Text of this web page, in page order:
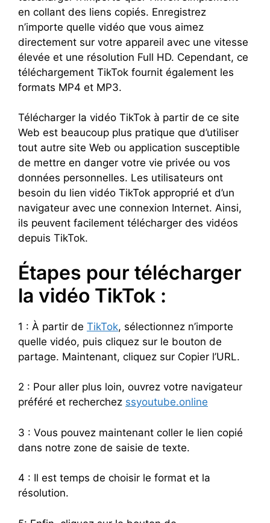
en collant des liens copiés. Enregistrez
n’importe quelle vidéo que vous aimez
directement sur votre appareil avec une vitesse
élevée et une résolution Full HD. Cependant, ce
téléchargement TikTok fournit également les
formats MP4 et MP3.
Télécharger la vidéo TikTok à partir de ce site
Web est beaucoup plus pratique que d’utiliser
tout autre site Web ou application susceptible
de mettre en danger votre vie privée ou vos
données personnelles. Les utilisateurs ont
besoin du lien vidéo TikTok approprié et d’un
navigateur avec une connexion Internet. Ainsi,
ils peuvent facilement télécharger des vidéos
depuis TikTok.
Étapes pour télécharger
la vidéo TikTok :
1 : À partir de TikTok, sélectionnez n’importe
quelle vidéo, puis cliquez sur le bouton de
partage. Maintenant, cliquez sur Copier l’URL.
2 : Pour aller plus loin, ouvrez votre navigateur
préféré et recherchez ssyoutube.online
3 : Vous pouvez maintenant coller le lien copié
dans notre zone de saisie de texte.
4 : Il est temps de choisir le format et la
résolution.